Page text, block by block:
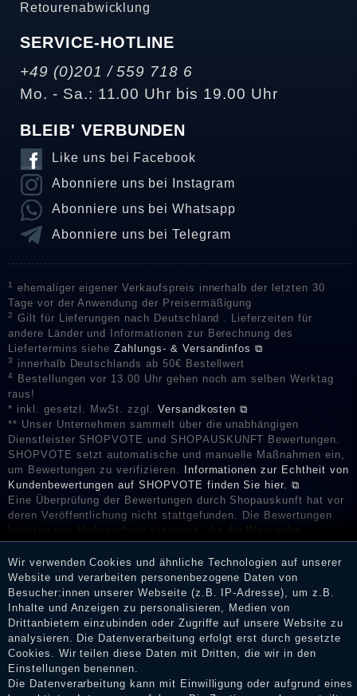
Retourenabwicklung
SERVICE-HOTLINE
+49 (0)201 / 559 718 6
Mo. - Sa.: 11.00 Uhr bis 19.00 Uhr
BLEIB' VERBUNDEN
Like uns bei Facebook
Abonniere uns bei Instagram
Abonniere uns bei Whatsapp
Abonniere uns bei Telegram
1
ehemaliger eigener Verkaufspreis innerhalb der letzten 30
Tage vor der Anwendung der Preisermäßigung
2
Gilt für Lieferungen nach Deutschland . Lieferzeiten für
andere Länder und Informationen zur Berechnung des
Liefertermins sieheZahlungs- & Versandinfos ⧉
3 innerhalb Deutschlands ab 50€ Bestellwert
4
Bestellungen vor 13.00 Uhr gehen noch am selben Werktag
raus!
* inkl. gesetzl. MwSt. zzgl. Versandkosten ⧉
** Unser Unternehmen sammelt über die unabhängigen
Dienstleister SHOPVOTE und SHOPAUSKUNFT Bewertungen.
SHOPVOTE setzt automatische und manuelle Maßnahmen ein,
um Bewertungen zu verifizieren.
Informationen zur Echtheit von
Kundenbewertungen auf SHOPVOTE finden Sie hier. ⧉
Eine Überprüfung der Bewertungen durch Shopauskunft hat vor
deren Veröffentlichung nicht stattgefunden. Die Bewertungen
könnten von Verbrauchern stammen, die die Ware oder
Dienstleistungen gar nicht erworben oder genutzt haben. Nach
Erhalt einer Benachrichtigungs-E-Mail können Händler die
Bewertungen verifizieren und über die erfolgte Verifizierung im
Shop informieren.
Impressum
Wir verwenden Cookies und ähnliche Technologien auf unserer
Website und verarbeiten personenbezogene Daten von
Besucher:innen unserer Webseite (z.B. IP-Adresse), um z.B.
Inhalte und Anzeigen zu personalisieren, Medien von
Drittanbietern einzubinden oder Zugriffe auf unsere Website zu
analysieren. Die Datenverarbeitung erfolgt erst durch gesetzte
Cookies. Wir teilen diese Daten mit Dritten, die wir in den
Einstellungen benennen.
Die Datenverarbeitung kann mit Einwilligung oder aufgrund eines